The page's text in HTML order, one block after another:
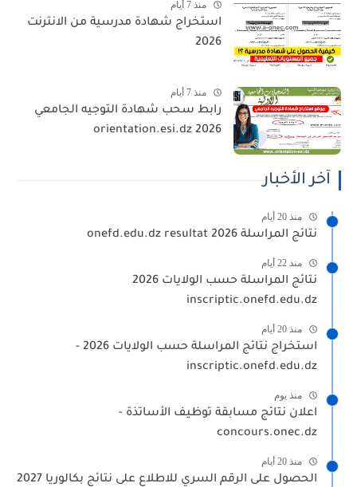
منذ 7 أيام
استخراج شهادة مدرسية من الانترنت
2026
منذ 7 أيام
رابط سحب شهادة التوجيه الجامعي
orientation.esi.dz 2026
آخر الأخبار
منذ 20 أيام
نتائج المراسلة 2026 onefd.edu.dz resultat
منذ 22 أيام
نتائج المراسلة حسب الولايات 2026
inscriptic.onefd.edu.dz
منذ 20 أيام
استخراج نتائج المراسلة حسب الولايات 2026 -
inscriptic.onefd.edu.dz
منذ يوم
اعلان نتائج مسابقة توظيف الأساتذة -
concours.onec.dz
منذ 20 أيام
الحصول على الرقم السري للاطلاع على نتائج بكالوريا 2027